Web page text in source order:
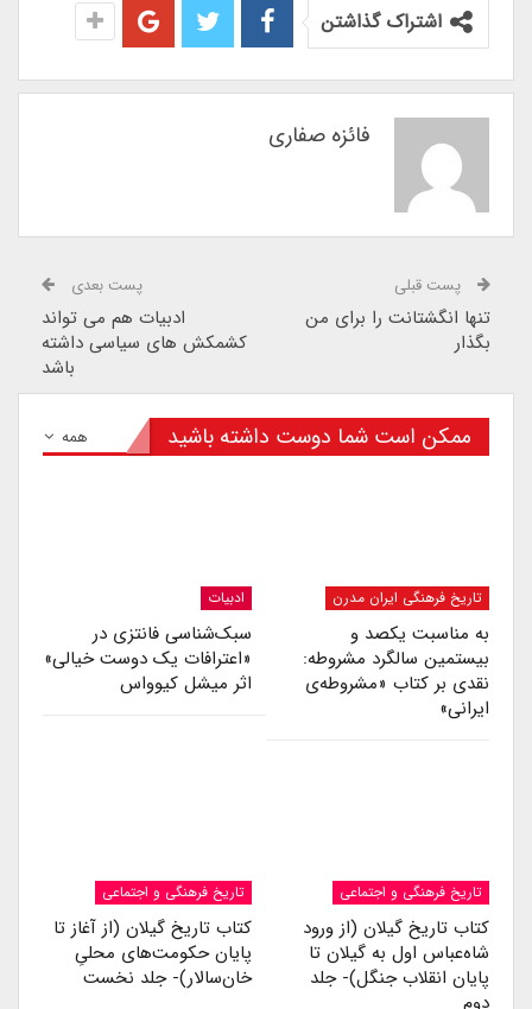
اشتراک گذاشتن
فائزه صفاری
پست قبلی
تنها انگشتانت را برای من
بگذار
پست بعدی
ادبیات هم می‏ تواند
کشمکش های سیاسی داشته
باشد
همه ممکن است شما دوست داشته باشید
تاریخ فرهنگی ایران مدرن
به مناسبت یکصد و
بیستمین سالگرد مشروطه:
نقدی بر کتاب «مشروطه‌ی
ایرانی»
ادبیات
سبک‌شناسی فانتزی در
«اعترافات یک دوست خیالی»
اثر میشل کیوواس
تاریخ فرهنگی و اجتماعی
کتاب تاریخ گیلان (از ورود
شاه‌عباس اول به گیلان تا
پایان انقلاب جنگل)- جلد
دوم
تاریخ فرهنگی و اجتماعی
کتاب تاریخ گیلان (از آغاز تا
پایان حکومت‌های محلیِ
خان‌سالار)- جلد نخست